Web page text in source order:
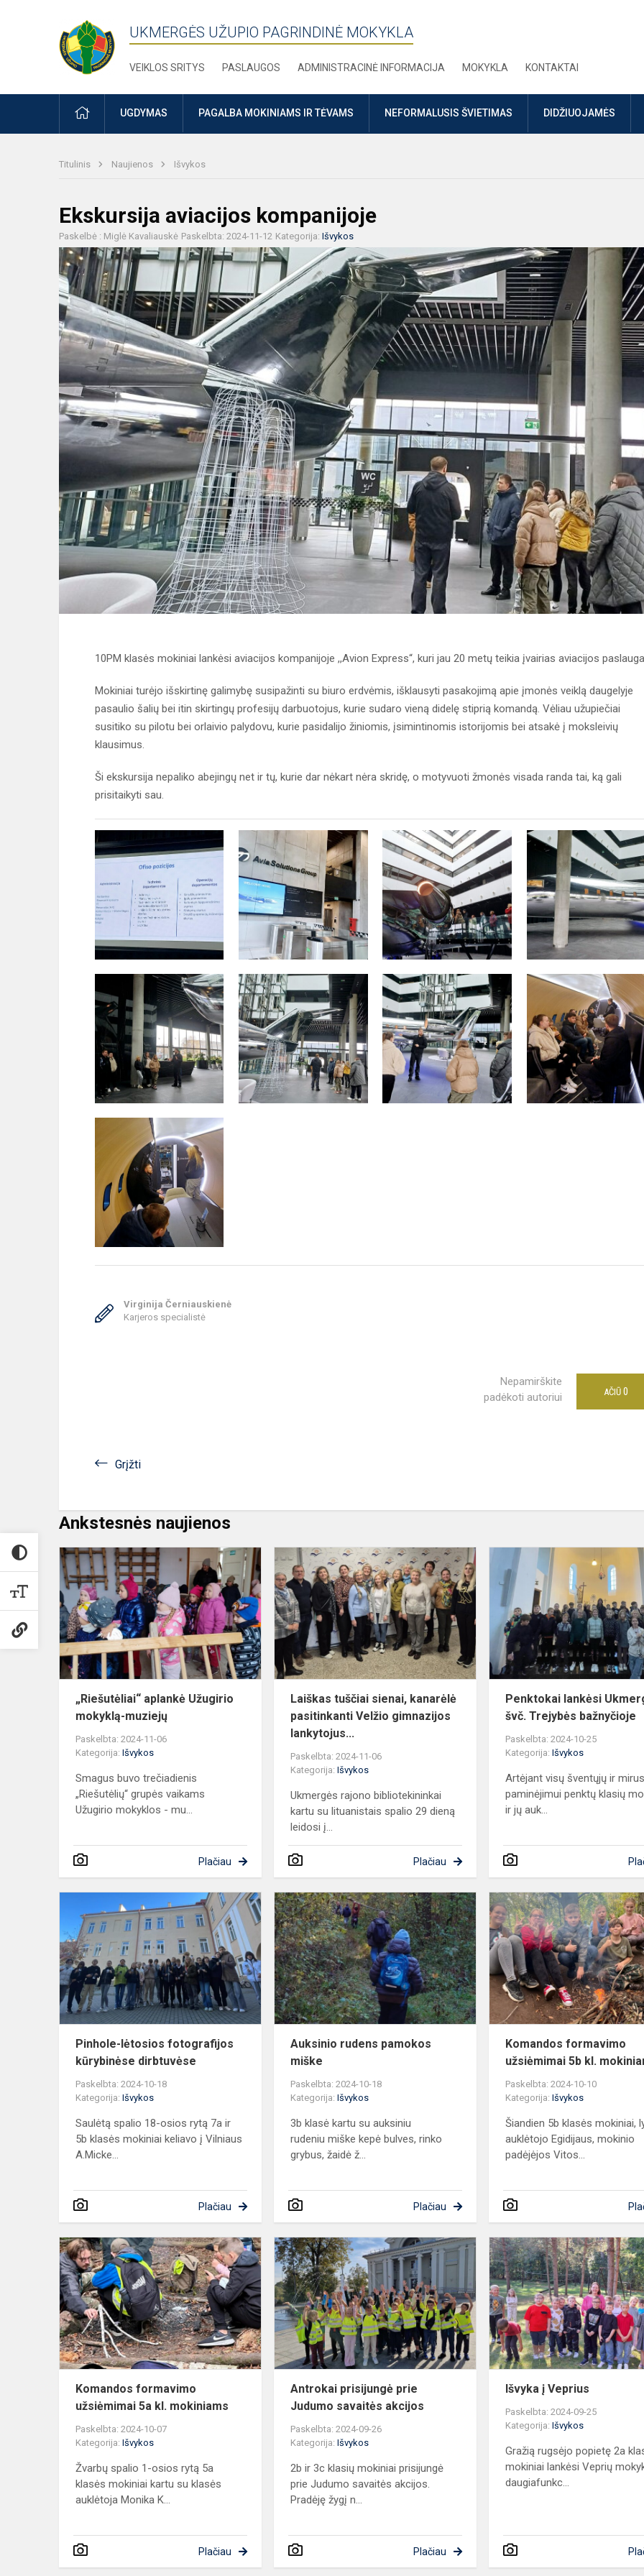
UKMERGĖS UŽUPIO PAGRINDINĖ MOKYKLA
VEIKLOS SRITYS PASLAUGOS ADMINISTRACINĖ INFORMACIJA MOKYKLA KONTAKTAI
PRADŽIAUGDYMAS PAGALBA MOKINIAMS IR TĖVAMS NEFORMALUSIS ŠVIETIMAS DIDŽIUOJAMĖS
Titulinis Naujienos Išvykos
Ekskursija aviacijos kompanijoje
Paskelbė : Miglė Kavaliauskė Paskelbta: 2024-11-12 Kategorija: Išvykos
10PM klasės mokiniai lankėsi aviacijos kompanijoje ,,Avion Express“, kuri jau 20 metų teikia įvairias aviacijos
Mokiniai turėjo išskirtinę galimybę susipažinti su biuro erdvėmis, išklausyti pasakojimą apie įmonės veiklą daugelyje
pasaulio šalių bei itin skirtingų profesijų darbuotojus, kurie sudaro vieną didelę stiprią komandą. Vėliau užupiečiai
susitiko su pilotu bei orlaivio palydovu, kurie pasidalijo žiniomis, įsimintinomis istorijomis bei atsakė į moksleivių
klausimus.
Ši ekskursija nepaliko abejingų net ir tų, kurie dar nėkart nėra skridę, o motyvuoti žmonės visada randa tai, ką gali
prisitaikyti sau.
Virginija Černiauskienė
Karjeros specialistė
Nepamirškite
padėkoti autoriui
AČIŪ 0
Grįžti
Ankstesnės naujienos
„Riešutėliai“
aplankė
Užugirio
mokyklą-
muziejų
„Riešutėliai“ aplankė Užugirio
mokyklą-muziejų
Paskelbta: 2024-11-06
Kategorija: Išvykos
Smagus buvo trečiadienis
„Riešutėlių“ grupės vaikams
Užugirio mokyklos - mu...
Plačiau
Laiškas
tuščiai
sienai,
kanarėlė
pasitinkanti
Velžio
gimnaz...
Laiškas tuščiai sienai, kanarėlė
pasitinkanti Velžio gimnazijos
lankytojus...
Paskelbta: 2024-11-06
Kategorija:Išvykos
Ukmergės rajono bibliotekininkai
kartu su lituanistais spalio 29 dieną
leidosi į...
Plačiau
Penktokai lankėsi
švč. Trejybės bažnyčioje
Paskelbta: 2024-10-25
Kategorija:Išvykos
Artėjant visų šventųjų ir
paminėjimui penktų klasių
ir jų auk...
Pinhole-
lėtosios
fotografijos
kūrybinėse
dirbtuvėse
Pinhole-lėtosios fotografijos
kūrybinėse dirbtuvėse
Paskelbta: 2024-10-18
Kategorija: Išvykos
Saulėtą spalio 18-osios rytą 7a ir
5b klasės mokiniai keliavo į Vilniaus
A.Micke...
Plačiau
Auksinio
rudens
pamokos
miške
Auksinio rudens pamokos
miške
Paskelbta: 2024-10-18
Kategorija:Išvykos
3b klasė kartu su auksiniu
rudeniu miške kepė bulves, rinko
grybus, žaidė ž...
Plačiau
Komandos formavimo
užsiėmimai 5b kl.
Paskelbta: 2024-10-10
Kategorija:Išvykos
Šiandien 5b klasės mokiniai,
auklėtojo Egidijaus, mokinio
padėjėjos Vitos...
Komandos
formavimo
užsiėmimai
5a
kl.
mokiniams
Komandos formavimo
užsiėmimai 5a kl. mokiniams
Paskelbta: 2024-10-07
Kategorija: Išvykos
Žvarbų spalio 1-osios rytą 5a
klasės mokiniai kartu su klasės
auklėtoja Monika K...
Plačiau
Antrokai
prisijungė
prie
Judumo
savaitės
akcijos
Antrokai prisijungė prie
Judumo savaitės akcijos
Paskelbta: 2024-09-26
Kategorija:Išvykos
2b ir 3c klasių mokiniai prisijungė
prie Judumo savaitės akcijos.
Pradėję žygį n...
Plačiau
Išvyka į Veprius
Paskelbta: 2024-09-25
Kategorija:Išvykos
Gražią rugsėjo popietę 2a
mokiniai lankėsi Veprių
daugiafunkc...